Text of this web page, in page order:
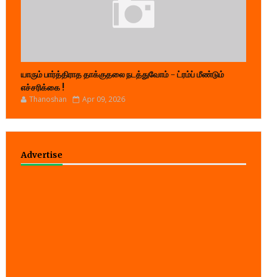
யாரும் பார்த்திராத தாக்குதலை நடத்துவோம் - ட்ரம்ப் மீண்டும்
எச்சரிக்கை !
Thanoshan Apr 09, 2026
Advertise